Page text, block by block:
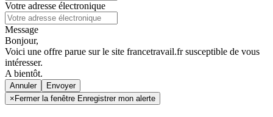
Votre adresse électronique
Message
Bonjour,
Voici une offre parue sur le site francetravail.fr susceptible de vous
intéresser.
A bientôt.
Annuler
× Fermer la fenêtre Enregistrer mon alerte